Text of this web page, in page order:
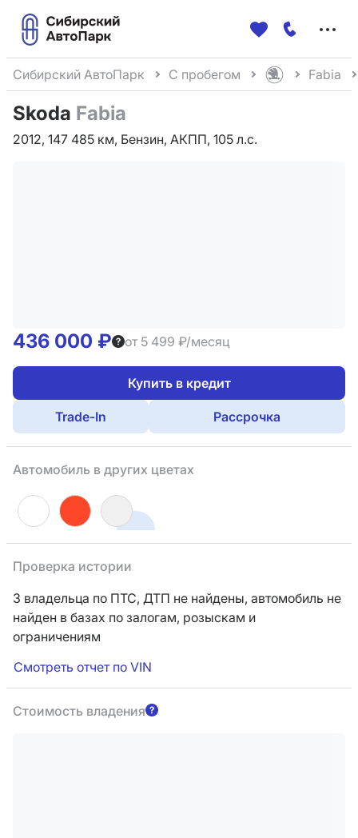
Сибирский АвтоПарк С пробегом Fabia
Skoda Fabia
2012, 147 485 км, Бензин, АКПП, 105 л.с.
436 000 ₽ от 5 499 ₽/месяц
Купить в кредит
Trade-In Рассрочка
Автомобиль в других цветах
Проверка истории
3 владельца по ПТС, ДТП не найдены, автомобиль не
найден в базах по залогам, розыскам и
ограничениям
Смотреть отчет по VIN
Стоимость владения